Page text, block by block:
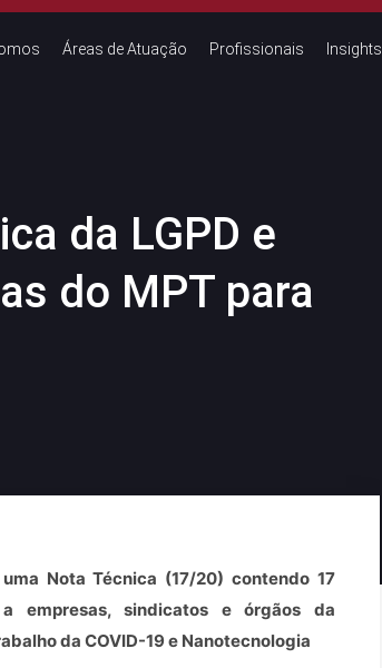
Áreas de Atuação Profissionais Insights
da LGPD e
do MPT para
Nota Técnica (17/20) contendo 17
empresas, sindicatos e órgãos da
da COVID-19 e Nanotecnologia